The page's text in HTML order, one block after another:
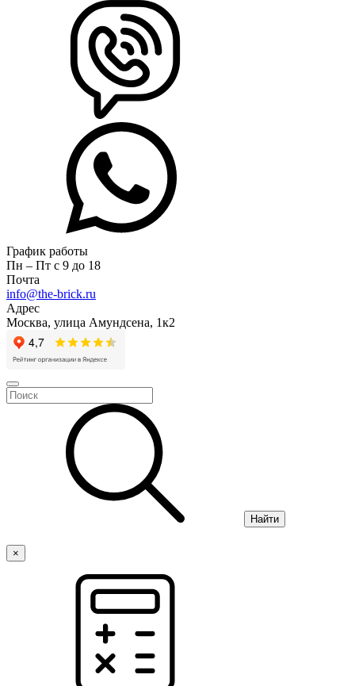
График работы
Пн – Пт с 9 до 18
Почта
info@the-brick.ru
Адрес
Москва, улица Амундсена, 1к2
Найти
×